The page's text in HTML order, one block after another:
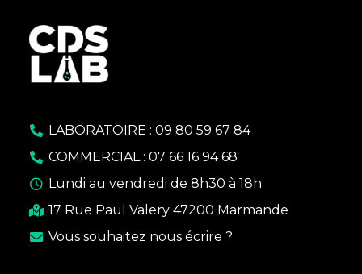
LABORATOIRE : 09 80 59 67 84
COMMERCIAL : 07 66 16 94 68
Lundi au vendredi de 8h30 à 18h
17 Rue Paul Valery 47200 Marmande
Vous souhaitez nous écrire ?